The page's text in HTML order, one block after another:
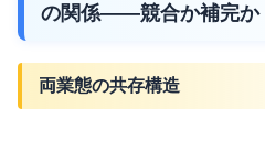
の関係——競合か補完か
両業態の共存構造